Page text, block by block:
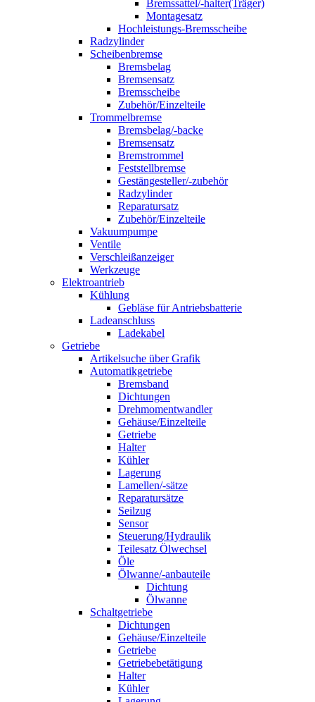
Bremssattel/-halter(Träger)
Montagesatz
Hochleistungs-Bremsscheibe
Radzylinder
Scheibenbremse
Bremsbelag
Bremsensatz
Bremsscheibe
Zubehör/Einzelteile
Trommelbremse
Bremsbelag/-backe
Bremsensatz
Bremstrommel
Feststellbremse
Gestängesteller/-zubehör
Radzylinder
Reparatursatz
Zubehör/Einzelteile
Vakuumpumpe
Ventile
Verschleißanzeiger
Werkzeuge
Elektroantrieb
Kühlung
Gebläse für Antriebsbatterie
Ladeanschluss
Ladekabel
Getriebe
Artikelsuche über Grafik
Automatikgetriebe
Bremsband
Dichtungen
Drehmomentwandler
Gehäuse/Einzelteile
Getriebe
Halter
Kühler
Lagerung
Lamellen/-sätze
Reparatursätze
Seilzug
Sensor
Steuerung/Hydraulik
Teilesatz Ölwechsel
Öle
Ölwanne/-anbauteile
Dichtung
Ölwanne
Schaltgetriebe
Dichtungen
Gehäuse/Einzelteile
Getriebe
Getriebebetätigung
Halter
Kühler